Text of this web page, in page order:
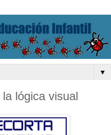
▼
lógica visual